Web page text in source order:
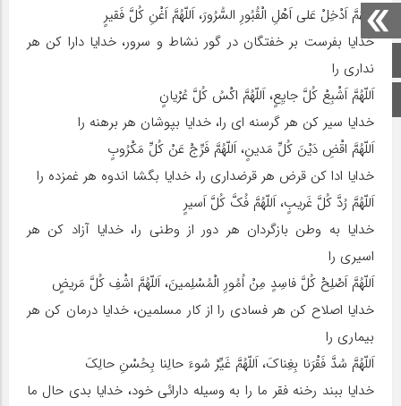
صفحه اصلی
اینستاگرام
اَللّهُمَّ اَدْخِلْ عَلى اَهْلِ الْقُبُورِ السُّرُورَ، اَللّهُمَّ اَغْنِ کُلَّ فَقیرٍ
خدایا بفرست بر خفتگان در گور نشاط و سرور، خدایا دارا کن هر
ندارى را
اَللّهُمَّ اَشْبِعْ کُلَّ جایِعٍ، اَللّهُمَّ اکْسُ کُلَّ عُرْیانٍ
خدایا سیر کن هر گرسنه اى را، خدایا بپوشان هر برهنه را
اَللّهُمَّ اقْضِ دَیْنَ کُلِّ مَدینٍ، اَللّهُمَّ فَرِّجْ عَنْ کُلِّ مَکْرُوبٍ
خدایا ادا کن قرض هر قرضدارى را، خدایا بگشا اندوه هر غمزده را
اَللّهُمَّ رُدَّ کُلَّ غَریبٍ، اَللّهُمَّ فُکَّ کُلَّ اَسیرٍ
خدایا به وطن بازگردان هر دور از وطنى را، خدایا آزاد کن هر
اسیرى را
اَللّهُمَّ اَصْلِحْ کُلَّ فاسِدٍ مِنْ اُمُورِ الْمُسْلِمینَ، اَللّهُمَّ اشْفِ کُلَّ مَریضٍ
خدایا اصلاح کن هر فسادى را از کار مسلمین، خدایا درمان کن هر
بیمارى را
اَللّهُمَّ سُدَّ فَقْرَنا بِغِناکَ، اَللّهُمَّ غَیِّرْ سُوءَ حالِنا بِحُسْنِ حالِکَ
خدایا ببند رخنه فقر ما را به وسیله دارائى خود، خدایا بدى حال ما